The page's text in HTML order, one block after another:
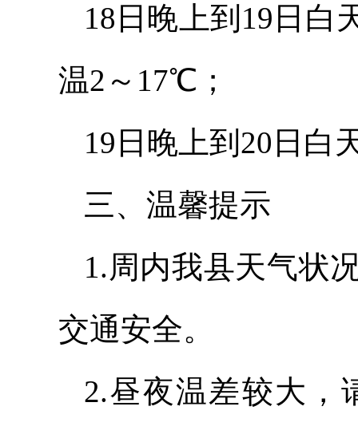
18日晚上到19日白
温2～17℃；
19日晚上到20日白
三、温馨提示
1.周内我县天气状
交通安全。
2.昼夜温差较大，